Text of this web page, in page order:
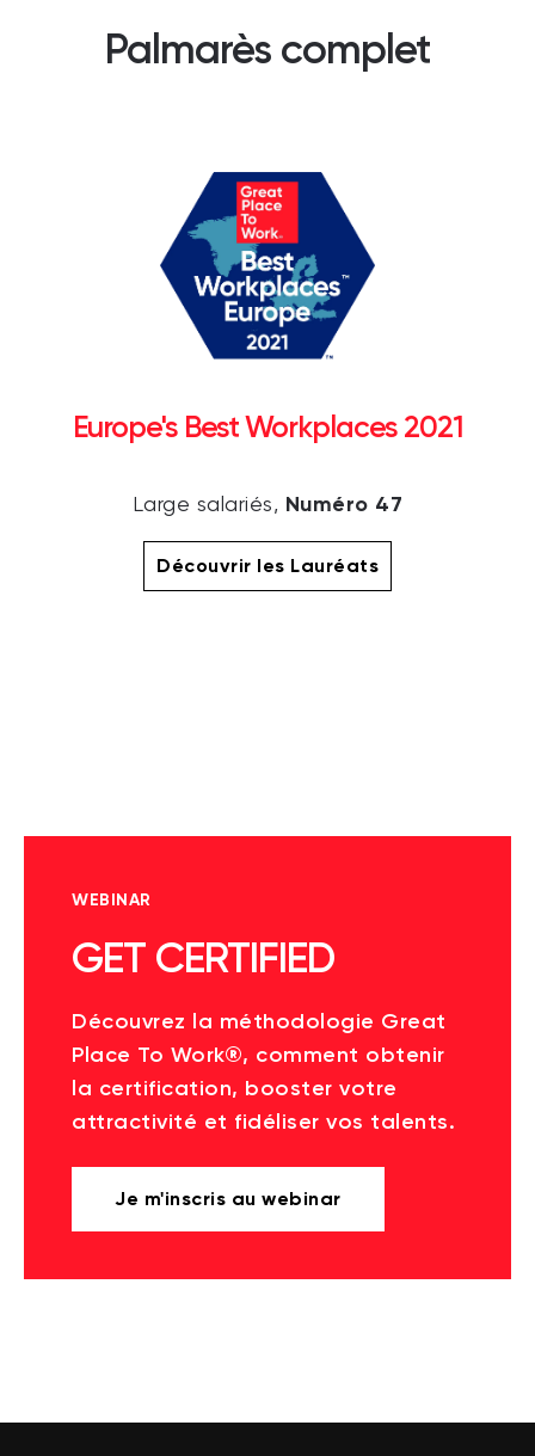
Palmarès complet
Europe's Best Workplaces 2021
Large salariés, Numéro 47
Découvrir les Lauréats
WEBINAR
GET CERTIFIED
Découvrez la méthodologie Great
Place To Work®, comment obtenir
la certification, booster votre
attractivité et fidéliser vos talents.
Je m'inscris au webinar